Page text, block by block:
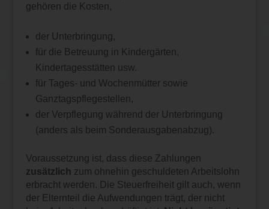
gehören die Kosten,
der Unterbringung,
für die Betreuung in Kindergärten,
Kindertagesstätten usw.
für Tages- und Wochenmütter sowie
Ganztagspflegestellen,
der Verpflegung während der Unterbringung
(anders als beim Sonderausgabenabzug).
Voraussetzung ist, dass diese Zahlungen
zusätzlich zum ohnehin geschuldeten Arbeitslohn
erbracht werden. Die Steuerfreiheit gilt auch, wenn
der Elternteil die Aufwendungen trägt, der nicht